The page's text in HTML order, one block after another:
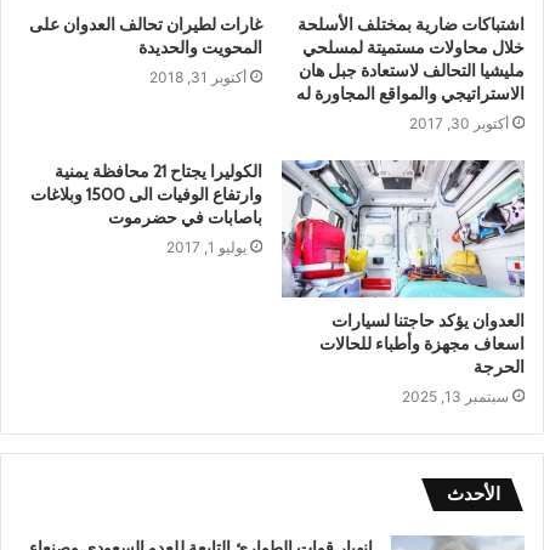
اشتباكات ضارية بمختلف الأسلحة
خلال محاولات مستميتة لمسلحي
مليشيا التحالف لاستعادة جبل هان
الاستراتيجي والمواقع المجاورة له
أكتوبر 30, 2017
غارات لطيران تحالف العدوان على
المحويت والحديدة
أكتوبر 31, 2018
العدوان يؤكد حاجتنا لسيارات
اسعاف مجهزة وأطباء للحالات
الحرجة
سبتمبر 13, 2025
الكوليرا يجتاح 21 محافظة يمنية
وارتفاع الوفيات الى 1500 وبلاغات
باصابات في حضرموت
يوليو 1, 2017
الأحدث